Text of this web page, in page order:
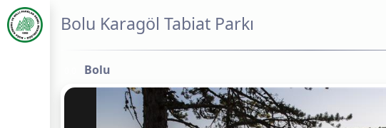
Bolu Karagöl Tabiat Parkı
Bolu